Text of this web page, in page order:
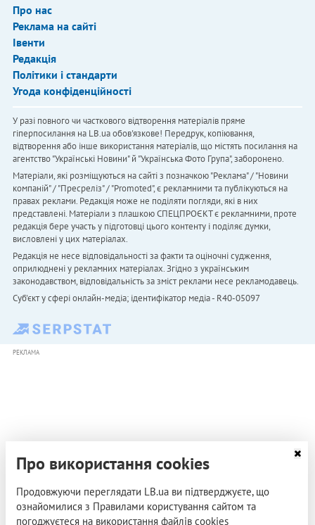
Про нас
Реклама на сайті
Івенти
Редакція
Політики і стандарти
Угода конфіденційності
У разі повного чи часткового відтворення матеріалів пряме
гіперпосилання на LB.ua обов'язкове! Передрук, копіювання,
відтворення або інше використання матеріалів, що містять посилання на
агентство "Українськi Новини" й "Українська Фото Група", заборонено.
Матеріали, які розміщуються на сайті з позначкою "Реклама" / "Новини
компаній" / "Пресреліз" / "Promoted", є рекламними та публікуються на
правах реклами. Редакція може не поділяти погляди, які в них
представлені. Матеріали з плашкою СПЕЦПРОЄКТ є рекламними, проте
редакція бере участь у підготовці цього контенту і поділяє думки,
висловлені у цих матеріалах.
Редакція не несе відповідальності за факти та оціночні судження,
оприлюднені у рекламних матеріалах. Згідно з українським
законодавством, відповідальність за зміст реклами несе рекламодавець.
Cуб'єкт у сфері онлайн-медіа; ідентифікатор медіа - R40-05097
РЕКЛАМА
Про використання cookies
Продовжуючи переглядати LB.ua ви підтверджуєте, що
ознайомилися з Правилами користування сайтом та
погоджуєтеся на використання файлів cookies